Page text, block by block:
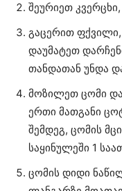
შეურიეთ
გაცერით
დაუმატეთ
თანდათან უნდა
მოზილეთ ცომი
ერთი მათგანი
შემდეგ, ცომის
საყინულეში 1
ცომის დიდი